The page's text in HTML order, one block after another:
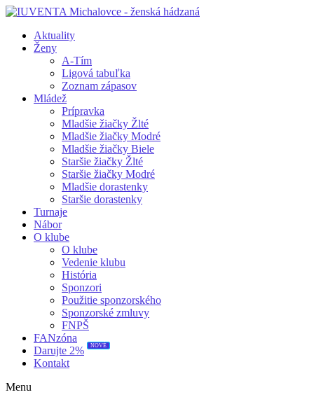
Aktuality
Ženy
A-Tím
Ligová tabuľka
Zoznam zápasov
Mládež
Prípravka
Mladšie žiačky Žlté
Mladšie žiačky Modré
Mladšie žiačky Biele
Staršie žiačky Žlté
Staršie žiačky Modré
Mladšie dorastenky
Staršie dorastenky
Turnaje
Nábor
O klube
O klube
Vedenie klubu
História
Sponzori
Použitie sponzorského
Sponzorské zmluvy
FNPŠ
FANzóna
Darujte 2%
NOVÉ
Kontakt
Menu